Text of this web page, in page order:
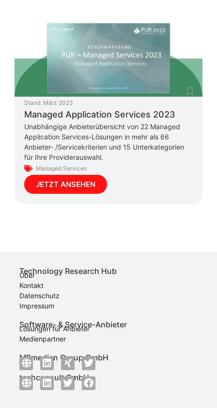
Stand: März 2023
Managed Application Services 2023
Unabhängige Anbieterübersicht von 22 Managed
Application Services-Lösungen in mehr als 66
Anbieter- /Servicekriterien und 15 Unterkategorien
für Ihre Providerauswahl.
Managed Services
JETZT ANSEHEN
Technology Research Hub
Über
Kontakt
Datenschutz
Impressum
Software- & Service-Anbieter
Lösungen für Anbieter
Medienpartner
MBmedien Group GmbH
techconsult GmbH